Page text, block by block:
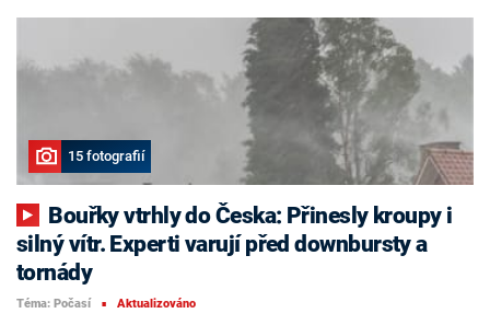
15 fotografií
silný vítr. Experti varují před downbursty a
tornády
Téma: Počasí ■ Aktualizováno